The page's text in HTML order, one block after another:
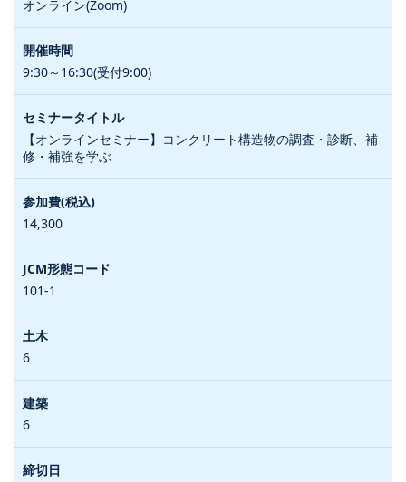
オンライン(Zoom)
9:30～16:30(受付9:00)
【オンラインセミナー】コンクリート構造物の調査・診断、補
修・補強を学ぶ
14,300
101-1
6
6